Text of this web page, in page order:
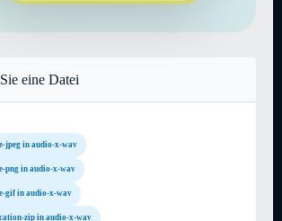
eine Datei
jpeg in audio-x-wav
png in audio-x-wav
gif in audio-x-wav
zip in audio-x-wav